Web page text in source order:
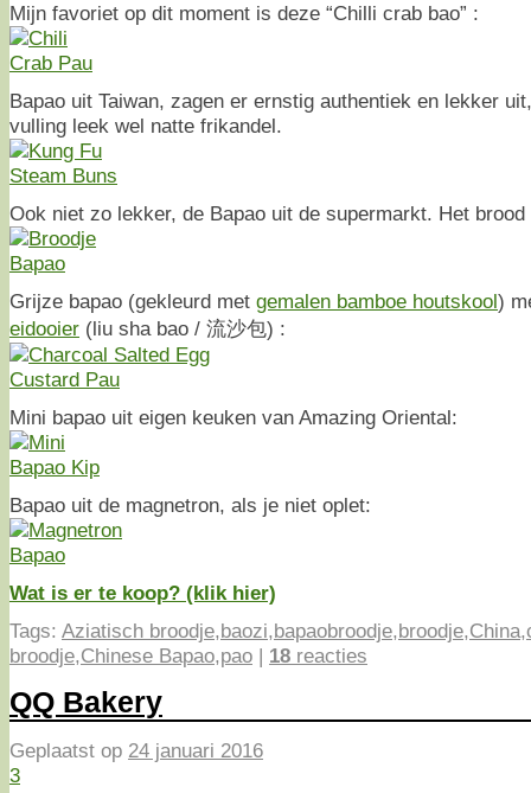
Mijn favoriet op dit moment is deze “Chilli crab bao” :
Bapao uit Taiwan, zagen er ernstig authentiek en lekker
vulling leek wel natte frikandel.
Ook niet zo lekker, de Bapao uit de supermarkt. Het
Grijze bapao (gekleurd met gemalen bamboe houtskool)
eidooier (liu sha bao / 流沙包) :
Mini bapao uit eigen keuken van Amazing Oriental:
Bapao uit de magnetron, als je niet oplet:
Wat is er te koop? (klik hier)
Tags: Aziatisch broodje,baozi,bapaobroodje,broodje,China,
broodje,Chinese Bapao,pao | 18 reacties
QQ Bakery
Geplaatst op 24 januari 2016
3